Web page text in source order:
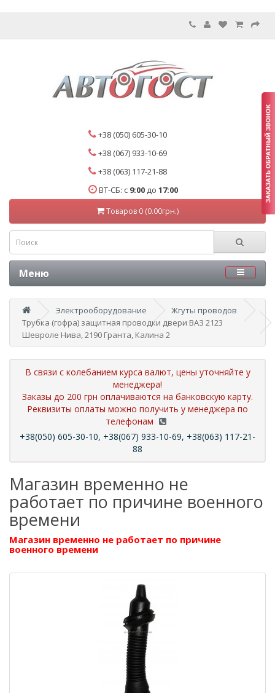
+38 (050) 605-30-10
+38 (067) 933-10-69
+38 (063) 117-21-88
ВТ-СБ: с 9:00 до 17:00
Товаров 0 (0.00грн.)
Меню
Электрооборудование
Жгуты проводов
Трубка (гофра) защитная проводки двери ВАЗ 2123
Шевроле Нива, 2190 Гранта, Калина 2
В связи с колебанием курса валют, цены уточняйте у
менеджера!
Заказы до 200 грн оплачиваются на банковскую карту.
Реквизиты оплаты можно получить у менеджера по
телефонам
+38(050) 605-30-10, +38(067) 933-10-69, +38(063) 117-21-
88
Магазин временно не
работает по причине военного
времени
Магазин временно не работает по причине
военного времени